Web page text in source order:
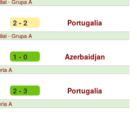
2 - 2 Portugalia
- Grupa A
1 - 0 Azerbaidjan
A
2 - 3 Portugalia
A